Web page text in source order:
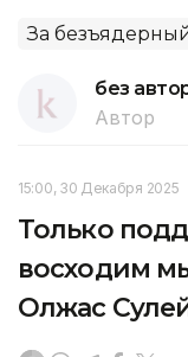
За
без
Автор
15:00, 30 Декабря 2025
Только
восходим
Олжас